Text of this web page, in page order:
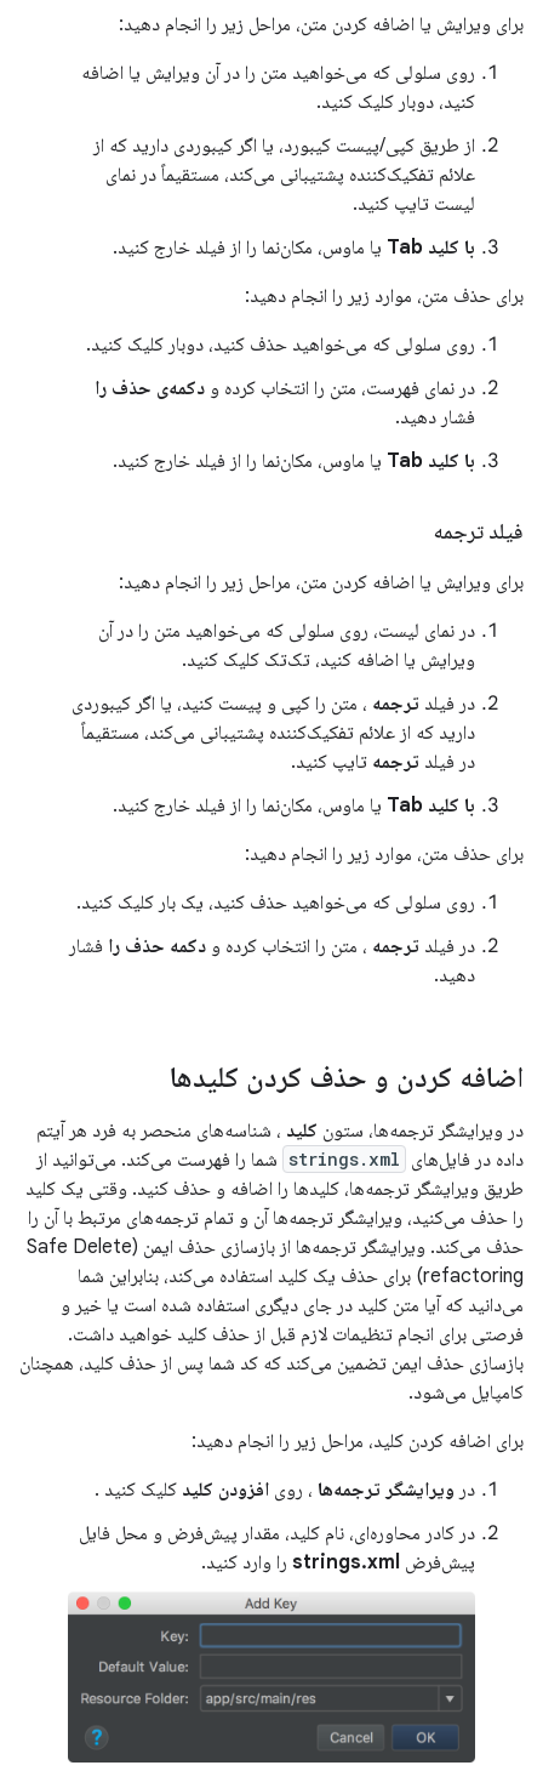
برای ویرایش یا اضافه کردن متن، مراحل زیر را انجام دهید:
روی سلولی که می‌خواهید متن را در آن ویرایش یا اضافه
کنید، دوبار کلیک کنید.
از طریق کپی/پیست کیبورد، یا اگر کیبوردی دارید که از
علائم تفکیک‌کننده پشتیبانی می‌کند، مستقیماً در نمای
لیست تایپ کنید.
با کلید Tab
یا ماوس، مکان‌نما را از فیلد خارج کنید.
برای حذف متن، موارد زیر را انجام دهید:
روی سلولی که می‌خواهید حذف کنید، دوبار کلیک کنید.
در نمای فهرست، متن را انتخاب کرده و دکمه‌ی حذف را
فشار دهید.
با کلید Tab
یا ماوس، مکان‌نما را از فیلد خارج کنید.
فیلد ترجمه
برای ویرایش یا اضافه کردن متن، مراحل زیر را انجام دهید:
در نمای لیست، روی سلولی که می‌خواهید متن را در آن
ویرایش یا اضافه کنید، تک‌تک کلیک کنید.
در فیلد ترجمه ، متن را کپی و پیست کنید، یا اگر کیبوردی
دارید که از علائم تفکیک‌کننده پشتیبانی می‌کند، مستقیماً
در فیلد ترجمه تایپ کنید.
با کلید Tab
یا ماوس، مکان‌نما را از فیلد خارج کنید.
برای حذف متن، موارد زیر را انجام دهید:
روی سلولی که می‌خواهید حذف کنید، یک بار کلیک کنید.
در فیلد ترجمه ، متن را انتخاب کرده و دکمه حذف را فشار
دهید.
اضافه کردن و حذف کردن کلیدها
در ویرایشگر ترجمه‌ها، ستون کلید ، شناسه‌های منحصر به فرد هر آیتم
داده در فایل‌های strings.xml شما را فهرست می‌کند. می‌توانید از
طریق ویرایشگر ترجمه‌ها، کلیدها را اضافه و حذف کنید. وقتی یک کلید
را حذف می‌کنید، ویرایشگر ترجمه‌ها آن و تمام ترجمه‌های مرتبط با آن را
حذف می‌کند. ویرایشگر ترجمه‌ها از بازسازی حذف ایمن (Safe Delete
refactoring) برای حذف یک کلید استفاده می‌کند، بنابراین شما
می‌دانید که آیا متن کلید در جای دیگری استفاده شده است یا خیر و
فرصتی برای انجام تنظیمات لازم قبل از حذف کلید خواهید داشت.
بازسازی حذف ایمن تضمین می‌کند که کد شما پس از حذف کلید، همچنان
کامپایل می‌شود.
برای اضافه کردن کلید، مراحل زیر را انجام دهید:
در ویرایشگر ترجمه‌ها ، روی افزودن کلید کلیک کنید .
در کادر محاوره‌ای، نام کلید، مقدار پیش‌فرض و محل فایل
پیش‌فرض strings.xml را وارد کنید.